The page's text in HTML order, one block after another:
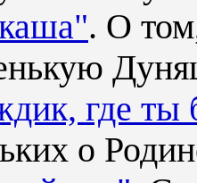
. О
где ты
о